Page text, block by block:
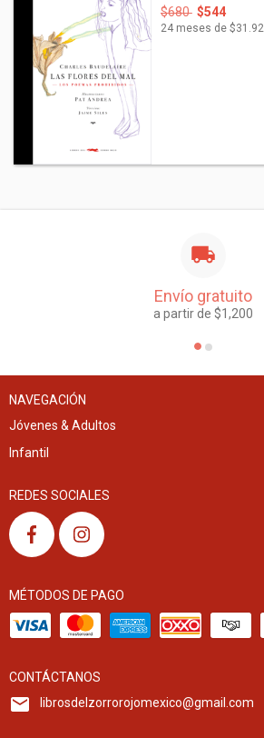
$680 $544
24meses de $31.92
Envío gratuito
a partir de $1,200
NAVEGACIÓN
Jóvenes & Adultos
Infantil
REDES SOCIALES
MÉTODOS DE PAGO
CONTÁCTANOS
librosdelzorrorojomexico@gmail.com